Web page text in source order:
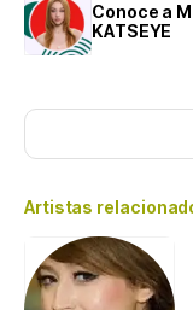
Conoce a
KATSEYE
Artistas